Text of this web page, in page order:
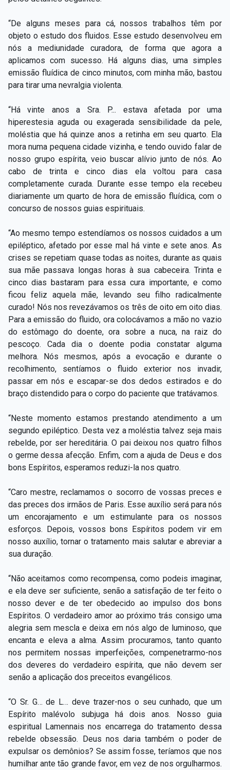
“De alguns meses para cá, nossos trabalhos têm por
objeto o estudo dos fluidos. Esse estudo desenvolveu em
nós a mediunidade curadora, de forma que agora a
aplicamos com sucesso. Há alguns dias, uma simples
emissão fluídica de cinco minutos, com minha mão, bastou
para tirar uma nevralgia violenta.
“Há vinte anos a Sra. P... estava afetada por uma
hiperestesia aguda ou exagerada sensibilidade da pele,
moléstia que há quinze anos a retinha em seu quarto. Ela
mora numa pequena cidade vizinha, e tendo ouvido falar de
nosso grupo espírita, veio buscar alívio junto de nós. Ao
cabo de trinta e cinco dias ela voltou para casa
completamente curada. Durante esse tempo ela recebeu
diariamente um quarto de hora de emissão fluídica, com o
concurso de nossos guias espirituais.
“Ao mesmo tempo estendíamos os nossos cuidados a um
epiléptico, afetado por esse mal há vinte e sete anos. As
crises se repetiam quase todas as noites, durante as quais
sua mãe passava longas horas à sua cabeceira. Trinta e
cinco dias bastaram para essa cura importante, e como
ficou feliz aquela mãe, levando seu filho radicalmente
curado! Nós nos revezávamos os três de oito em oito dias.
Para a emissão do fluido, ora colocávamos a mão no vazio
do estômago do doente, ora sobre a nuca, na raiz do
pescoço. Cada dia o doente podia constatar alguma
melhora. Nós mesmos, após a evocação e durante o
recolhimento, sentíamos o fluido exterior nos invadir,
passar em nós e escapar-se dos dedos estirados e do
braço distendido para o corpo do paciente que tratávamos.
“Neste momento estamos prestando atendimento a um
segundo epiléptico. Desta vez a moléstia talvez seja mais
rebelde, por ser hereditária. O pai deixou nos quatro filhos
o germe dessa afecção. Enfim, com a ajuda de Deus e dos
bons Espíritos, esperamos reduzi-la nos quatro.
“Caro mestre, reclamamos o socorro de vossas preces e
das preces dos irmãos de Paris. Esse auxílio será para nós
um encorajamento e um estimulante para os nossos
esforços. Depois, vossos bons Espíritos podem vir em
nosso auxílio, tornar o tratamento mais salutar e abreviar a
sua duração.
“Não aceitamos como recompensa, como podeis imaginar,
e ela deve ser suficiente, senão a satisfação de ter feito o
nosso dever e de ter obedecido ao impulso dos bons
Espíritos. O verdadeiro amor ao próximo trás consigo uma
alegria sem mescla e deixa em nós algo de luminoso, que
encanta e eleva a alma. Assim procuramos, tanto quanto
nos permitem nossas imperfeições, compenetrarmo-nos
dos deveres do verdadeiro espírita, que não devem ser
senão a aplicação dos preceitos evangélicos.
“O Sr. G… de L… deve trazer-nos o seu cunhado, que um
Espírito malévolo subjuga há dois anos. Nosso guia
espiritual Lamennais nos encarrega do tratamento dessa
rebelde obsessão. Deus nos daria também o poder de
expulsar os demônios? Se assim fosse, teríamos que nos
humilhar ante tão grande favor, em vez de nos orgulharmos.